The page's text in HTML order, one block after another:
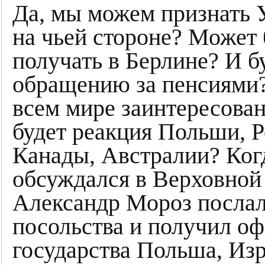
Да, мы можем
на чьей стороне?
получать в Берлине? И
обращению за
всем мире
будет реакция
Канады, Австралии?
обсуждался в
Александр Мороз
посольства и получил
государства Польша,